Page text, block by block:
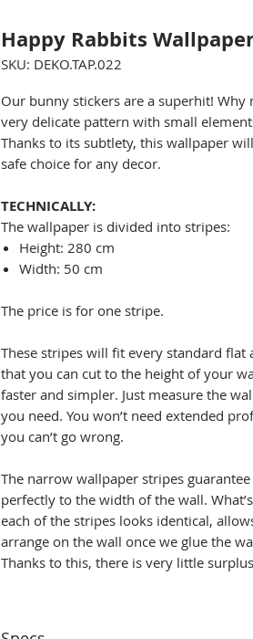
Happy Rabbits
SKU: DEKO.TAP.022
Our bunny stickers are a superhit!
very delicate pattern with small
Thanks to its subtlety, this wallpaper
safe choice for any decor.
TECHNICALLY:
The wallpaper is divided into stripes:
Height: 280 cm
Width: 50 cm
The price is for one stripe.
These stripes will fit every standard
that you can cut to the height of your
faster and simpler. Just measure the
you need. You won’t need extended
you can’t go wrong.
The narrow wallpaper stripes
perfectly to the width of the wall.
each of the stripes looks identical,
arrange on the wall once we glue the
Thanks to this, there is very little